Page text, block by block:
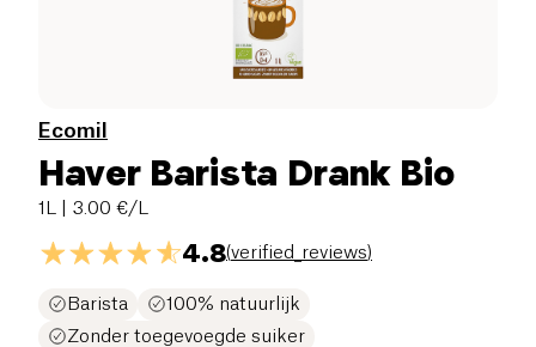
Ecomil
Haver Barista Drank Bio
1L | 3.00 €/L
4.8(verified_reviews)
Barista
100% natuurlijk
Zonder toegevoegde suiker